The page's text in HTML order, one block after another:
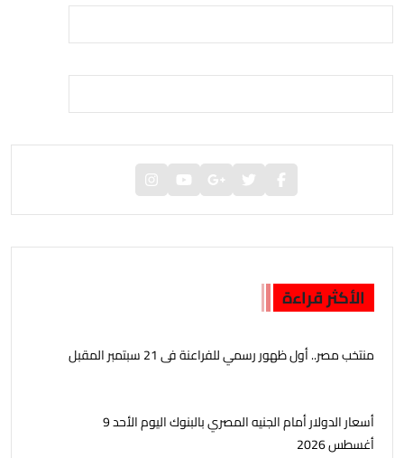
الأكثر قراءة
منتخب مصر.. أول ظهور رسمي للفراعنة فى 21 سبتمبر المقبل
أسعار الدولار أمام الجنيه المصري بالبنوك اليوم الأحد 9
أغسطس 2026